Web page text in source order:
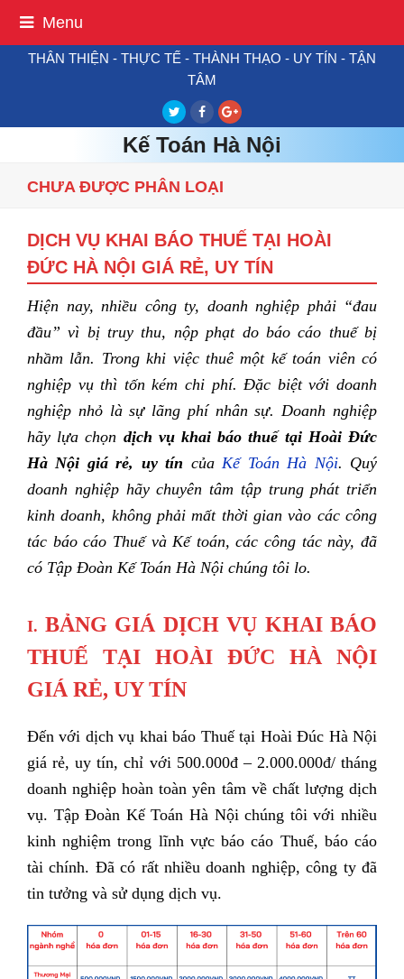
Menu
THÂN THIỆN - THỰC TẾ - THÀNH THẠO - UY TÍN - TẬN
TÂM
TwitterFacebookGoogle
Plus
Kế Toán Hà Nội
CHƯA ĐƯỢC PHÂN LOẠI
DỊCH VỤ KHAI BÁO THUẾ TẠI HOÀI
ĐỨC HÀ NỘI GIÁ RẺ, UY TÍN
Hiện nay, nhiều công ty, doanh nghiệp phải “đau
đầu” vì bị truy thu, nộp phạt do báo cáo thuế bị
nhầm lẫn. Trong khi việc thuê một kế toán viên có
nghiệp vụ thì tốn kém chi phí. Đặc biệt với doanh
nghiệp nhỏ là sự lãng phí nhân sự. Doanh nghiệp
hãy lựa chọn dịch vụkhai báo thuếtại Hoài Đức
Hà Nội giá rẻ, uy tín củaKế Toán Hà Nội. Quý
doanh nghiệp hãy chuyên tâm tập trung phát triển
kinh doanh, không phải mất thời gian vào các công
tác báo cáo Thuế và Kế toán, các công tác này, đã
có Tập Đoàn Kế Toán Hà Nội chúng tôi lo.
I. BẢNG GIÁ DỊCH VỤ KHAI BÁO
THUẾ TẠI HOÀI ĐỨC HÀ NỘI
GIÁ RẺ, UY TÍN
Đến với dịch vụ khai báo Thuế tại Hoài Đúc Hà Nội
giá rẻ, uy tín, chỉ với 500.000đ – 2.000.000đ/ tháng
doanh nghiệp hoàn toàn yên tâm về chất lượng dịch
vụ. Tập Đoàn Kế Toán Hà Nội chúng tôi với nhiều
kinh nghiệm trong lĩnh vực báo cáo Thuế, báo cáo
tài chính. Đã có rất nhiều doanh nghiệp, công ty đã
tin tưởng và sử dụng dịch vụ.